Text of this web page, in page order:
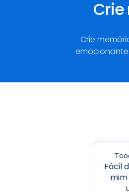
Crie
emocionante
Fácil